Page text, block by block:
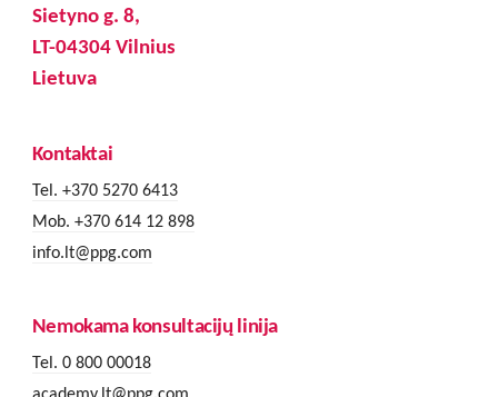
Sietyno g. 8,
LT-04304 Vilnius
Lietuva
Kontaktai
Tel. +370 5270 6413
Mob. +370 614 12 898
info.lt@ppg.com
Nemokama konsultacijų linija
Tel. 0 800 00018